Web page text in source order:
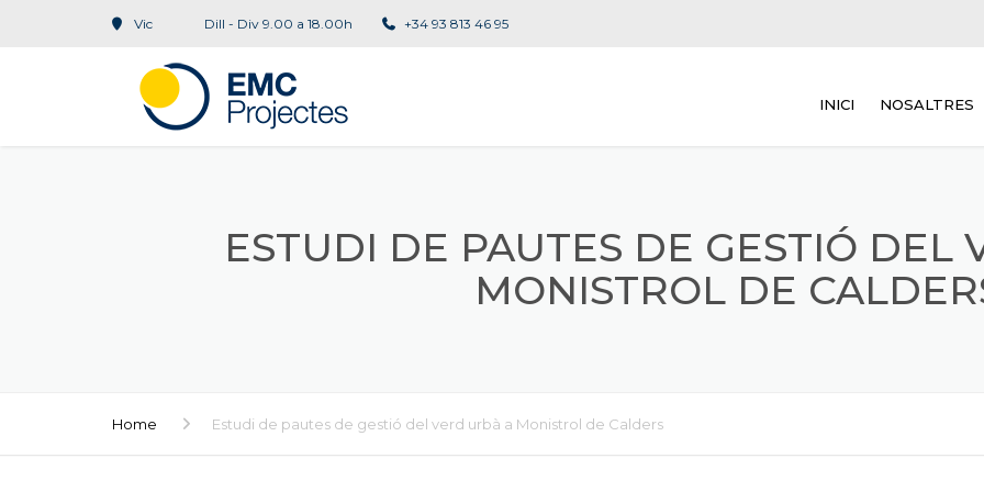
Vic Dill - Div 9.00 a 18.00h +34 93 813 46 95
INICI NOSALTRES
ESTUDI DE PAUTES DE GESTIÓ DEL
MONISTROL DE
Home Estudi de pautes de gestió del verd urbà a Monistrol de Calders